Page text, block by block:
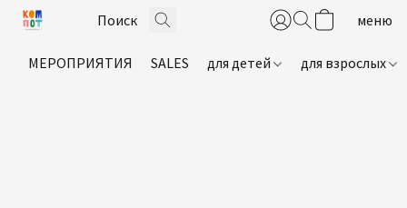
МЕРОПРИЯТИЯ SALES для детей для взрослых